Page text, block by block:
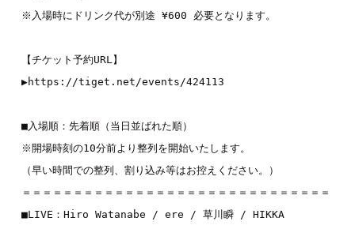
※入場時にドリンク代が別途 ¥600 必要となります。
【チケット予約URL】
▶https://tiget.net/events/424113
■入場順：先着順（当日並ばれた順）
※開場時刻の10分前より整列を開始いたします。
（早い時間での整列、割り込み等はお控えください。）
＝＝＝＝＝＝＝＝＝＝＝＝＝＝＝＝＝＝＝＝＝＝＝＝＝＝＝＝＝＝
■LIVE： Hiro Watanabe / ere / 草川瞬 / HIKKA